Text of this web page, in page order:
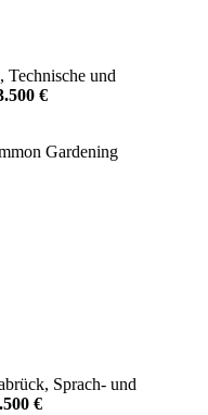
Technische und
€
Gardening
Sprach- und
€